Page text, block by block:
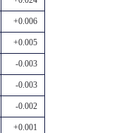
+0.006
+0.005
-0.003
-0.003
-0.002
+0.001